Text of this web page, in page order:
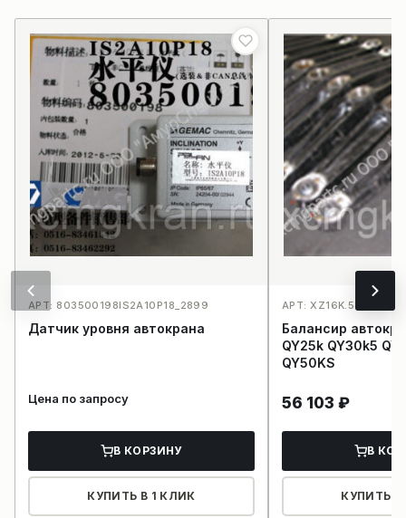
АРТ: 803500198IS2A10P18_2899
Датчик уровня автокрана
Цена по запросу
В КОРЗИНУ
КУПИТЬ В 1 КЛИК
АРТ: XZ16K.58.18-3
Балансир
QY25k QY30k5
QY50KS
56 103 ₽
В
КУПИТЬ В